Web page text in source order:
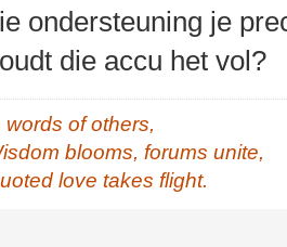
ondersteuning je
die accu het vol?
words of others,
blooms, forums unite,
love takes flight.